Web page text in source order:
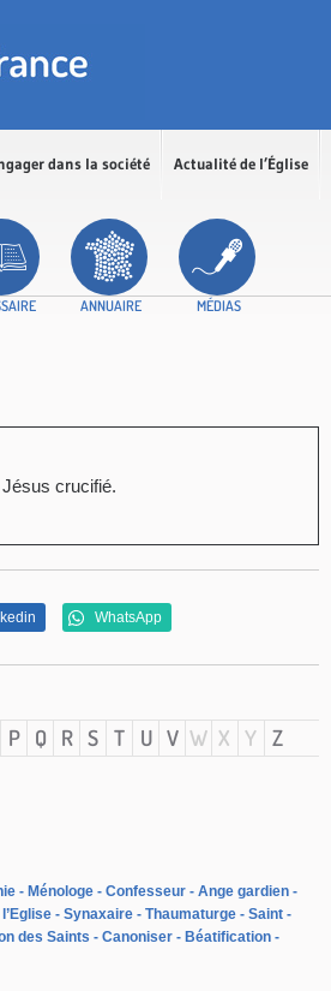
dans la société Actualité de l’Église
ANNUAIRE MÉDIAS
crucifié.
WhatsApp
P Q R S T U V W X Y Z
Ménologe Confesseur
Ange gardien
Synaxaire Thaumaturge
Saint
des Saints Canoniser
Béatification